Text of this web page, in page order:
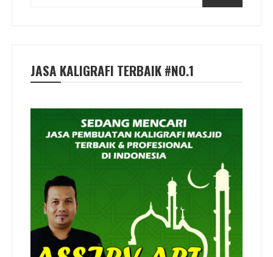
JASA KALIGRAFI TERBAIK #NO.1